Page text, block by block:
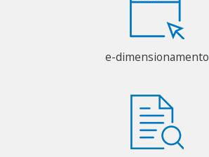
e-dimensionamento